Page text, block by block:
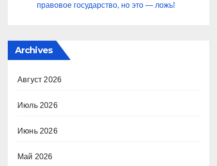
правовое государство, но это — ложь!
Archives
Август 2026
Июль 2026
Июнь 2026
Май 2026